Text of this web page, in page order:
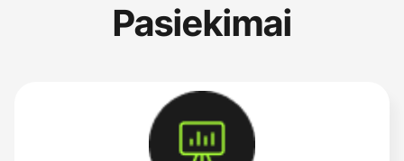
Pasiekimai